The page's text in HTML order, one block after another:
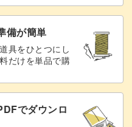
備が簡単
具をひとつにし
だけを単品で購
でダウンロ